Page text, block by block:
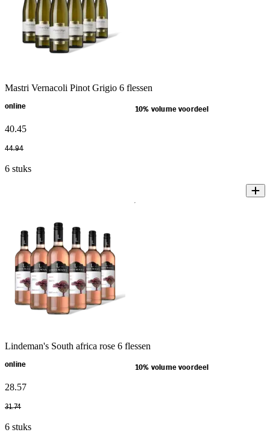
Mastri Vernacoli Pinot Grigio 6 flessen
online 10% volume voordeel
40.45
44.94
6 stuks
Lindeman's South africa rose 6 flessen
online 10% volume voordeel
28.57
31.74
6 stuks